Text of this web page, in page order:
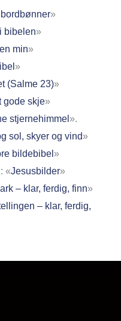
»
bibelen»
min»
»
(Salme 23)»
gode skje»
stjernehimmel ».
sol, skyer og vind»
bildebibel »
«Jesusbilder»
– klar, ferdig, finn»
– klar, ferdig,